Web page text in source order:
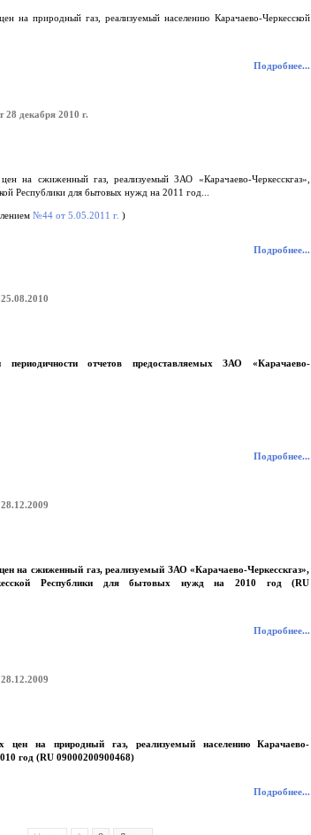
на природный газ, реализуемый населению Карачаево-Черкесской
Подробнее...
декабря 2010 г.
на сжиженный газ, реализуемый ЗАО «Карачаево-Черкесскгаз»,
Республики для бытовых нужд на 2011 год...
№44 от 5.05.2011 г. )
Подробнее...
отчетов предоставляемых ЗАО «Карачаево-
Подробнее...
на сжиженный газ, реализуемый ЗАО «Карачаево-Черкесскгаз»,
Республики для бытовых нужд на 2010 год (RU
Подробнее...
цен на природный газ, реализуемый населению Карачаево-
год (RU 09000200900468)
Подробнее...